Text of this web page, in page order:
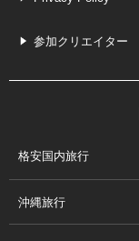
参加クリエイター
格安国内旅行
沖縄旅行